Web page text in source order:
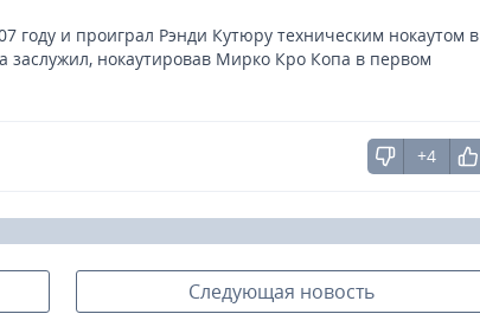
году и проиграл Рэнди Кутюру техническим нокаутом в
заслужил, нокаутировав Мирко Кро Копа в первом
+4
Следующая новость